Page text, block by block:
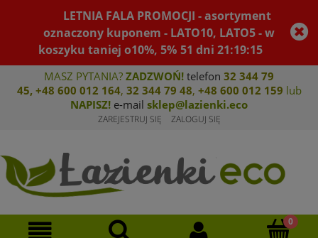
LETNIA FALA PROMOCJI - asortyment
oznaczony kuponem - LATO10, LATO5 - w
koszyku taniej o10%, 5% 51 dni21:19:15
MASZ PYTANIA? ZADZWOŃ! telefon 32 344 79
45, +48 600 012 164, 32 344 79 48, +48 600 012 159 lub
NAPISZ! e-mail sklep@lazienki.eco
ZAREJESTRUJ SIĘ ZALOGUJ SIĘ